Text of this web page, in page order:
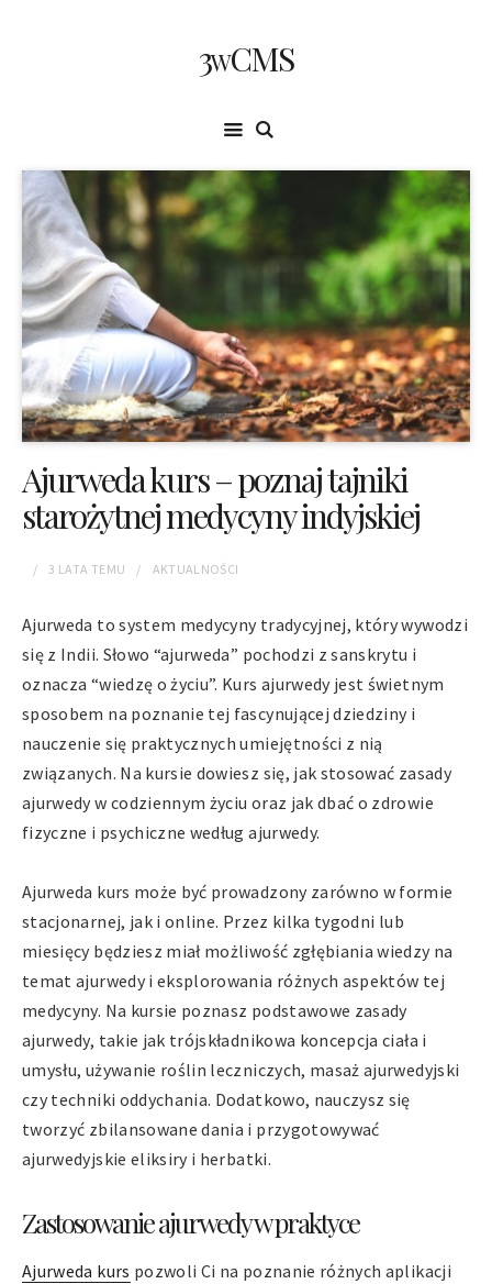
3wCMS
Ajurweda kurs – poznaj tajniki
starożytnej medycyny indyjskiej
3 LATA TEMU AKTUALNOŚCI
Ajurweda to system medycyny tradycyjnej, który wywodzi
się z Indii. Słowo “ajurweda” pochodzi z sanskrytu i
oznacza “wiedzę o życiu”. Kurs ajurwedy jest świetnym
sposobem na poznanie tej fascynującej dziedziny i
nauczenie się praktycznych umiejętności z nią
związanych. Na kursie dowiesz się, jak stosować zasady
ajurwedy w codziennym życiu oraz jak dbać o zdrowie
fizyczne i psychiczne według ajurwedy.
Ajurweda kurs może być prowadzony zarówno w formie
stacjonarnej, jak i online. Przez kilka tygodni lub
miesięcy będziesz miał możliwość zgłębiania wiedzy na
temat ajurwedy i eksplorowania różnych aspektów tej
medycyny. Na kursie poznasz podstawowe zasady
ajurwedy, takie jak trójskładnikowa koncepcja ciała i
umysłu, używanie roślin leczniczych, masaż ajurwedyjski
czy techniki oddychania. Dodatkowo, nauczysz się
tworzyć zbilansowane dania i przygotowywać
ajurwedyjskie eliksiry i herbatki.
Zastosowanie ajurwedy w praktyce
Ajurweda kurs pozwoli Ci na poznanie różnych aplikacji